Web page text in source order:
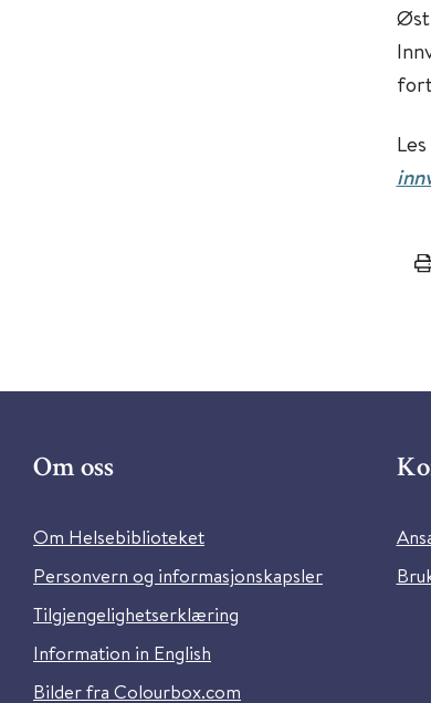
Om oss
Om Helsebiblioteket
Personvern og informasjonskapsler
Tilgjengelighetserklæring
Information in English
Bilder fra Colourbox.com